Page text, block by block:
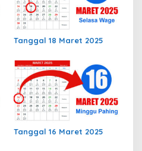
Tanggal 18 Maret 2025
Tanggal 16 Maret 2025